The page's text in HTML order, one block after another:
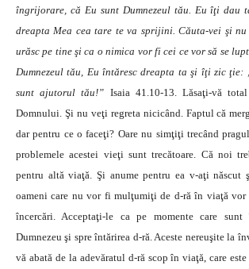
îngrijorare, că Eu sunt Dumnezeul tău. Eu îţi dau
dreapta Mea cea tare te va sprijini. Căuta-vei şi
urăsc pe tine şi ca o nimica vor fi cei ce vor să se
Dumnezeul tău, Eu întăresc dreapta ta şi îţi zic ţie:
sunt ajutorul tău!” Isaia 41.10-13. Lăsaţi-vă
Domnului. Şi nu veţi regreta nicicând. Faptul că
dar pentru ce o faceţi? Oare nu simţiţi trecând
problemele acestei vieţi sunt trecătoare. Că noi
pentru altă viaţă. Şi anume pentru ea v-aţi născut
oameni care nu vor fi mulţumiţi de d-ră în viaţă
încercări. Acceptaţi-le ca pe momente care
Dumnezeu şi spre întărirea d-ră. Aceste nereuşite la
vă abată de la adevăratul d-ră scop în viaţă, care